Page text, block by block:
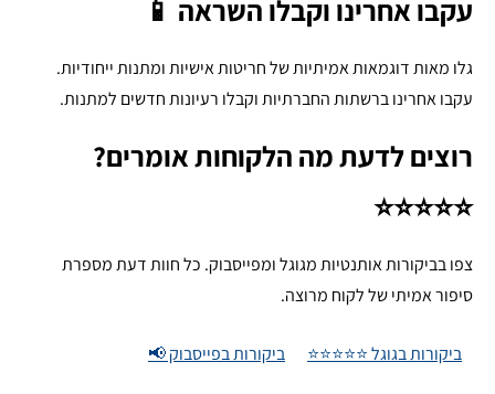
עקבו אחרינו וקבלו השראה 📱
גלו מאות דוגמאות אמיתיות של חריטות אישיות ומתנות ייחודיות.
עקבו אחרינו ברשתות החברתיות וקבלו רעיונות חדשים למתנות.
רוצים לדעת מה הלקוחות אומרים?
⭐⭐⭐⭐⭐
צפו בביקורות אותנטיות מגוגל ומפייסבוק. כל חוות דעת מספרת
סיפור אמיתי של לקוח מרוצה.
ביקורות בגוגל ⭐⭐⭐⭐⭐ ביקורות בפייסבוק 📢